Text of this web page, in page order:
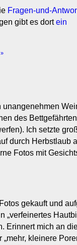
Fragen-und-
gibt es dortein
unangenehmen
des
Ich setzte
durch Herbstlaub
Fotos mit
gekauft und
„verfeinertes
Erinnert mich an
kleinere